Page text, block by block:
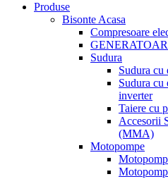
Produse
Bisonte Acasa
Compresoare
Sudura
Sudura
Sudura cu
inverter
Taiere cu
Accesorii
(MMA)
Motopompe